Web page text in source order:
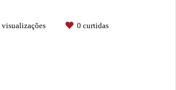
visualizações 0 curtidas